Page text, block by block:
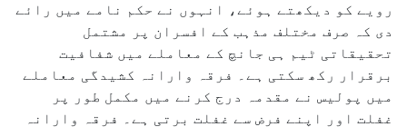
رویے کو دیکھتے ہوئے، انہوں نے حکم نامے میں رائے
دی کہ صرف مختلف مذہب کے افسران پر مشتمل
تحقیقاتی ٹیم ہی جانچ کے معاملے میں شفافیت
برقرار رکھ سکتی ہے۔ فرقہ وارانہ کشیدگی معاملے
میں پولیس نے مقدمہ درج کرنے میں مکمل طور پر
غفلت اور اپنے فرض سے غفلت برتی ہے۔ فرقہ وارانہ